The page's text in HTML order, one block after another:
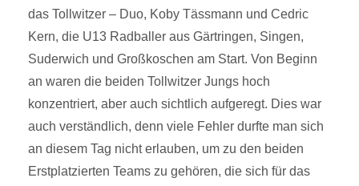
das Tollwitzer – Duo, Koby Tässmann und Cedric
Kern, die U13 Radballer aus Gärtringen, Singen,
Suderwich und Großkoschen am Start. Von Beginn
an waren die beiden Tollwitzer Jungs hoch
konzentriert, aber auch sichtlich aufgeregt. Dies war
auch verständlich, denn viele Fehler durfte man sich
an diesem Tag nicht erlauben, um zu den beiden
Erstplatzierten Teams zu gehören, die sich für das